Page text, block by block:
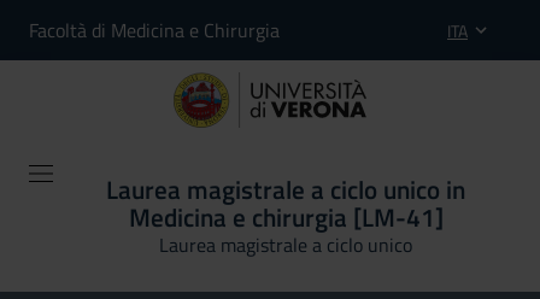
Facoltà di Medicina e Chirurgia ITA
Laurea magistrale a ciclo unico in
Medicina e chirurgia [LM-41]
Laurea magistrale a ciclo unico